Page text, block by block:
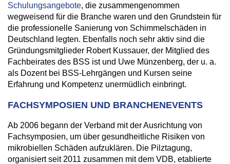
Schulungsangebote, die zusammengenommen
wegweisend für die Branche waren und den Grundstein für
die professionelle Sanierung von Schimmelschäden in
Deutschland legten. Ebenfalls noch sehr aktiv sind die
Gründungsmitglieder Robert Kussauer, der Mitglied des
Fachbeirates des BSS ist und Uwe Münzenberg, der u. a.
als Dozent bei BSS-Lehrgängen und Kursen seine
Erfahrung und Kompetenz unermüdlich einbringt.
FACHSYMPOSIEN UND BRANCHENEVENTS
Ab 2006 begann der Verband mit der Ausrichtung von
Fachsymposien, um über gesundheitliche Risiken von
mikrobiellen Schäden aufzuklären. Die Pilztagung,
organisiert seit 2011 zusammen mit dem VDB, etablierte